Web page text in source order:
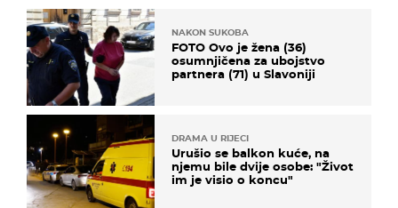
NAKON SUKOBA
FOTO Ovo je žena (36)
osumnjičena za ubojstvo
partnera (71) u Slavoniji
DRAMA U RIJECI
Urušio se balkon kuće, na
njemu bile dvije osobe: "Život
im je visio o koncu"